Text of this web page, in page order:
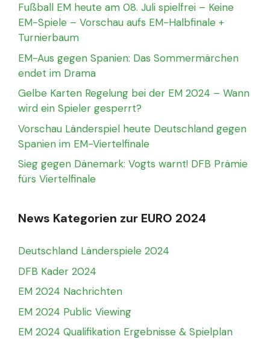
Fußball EM heute am 08. Juli spielfrei – Keine
EM-Spiele – Vorschau aufs EM-Halbfinale +
Turnierbaum
EM-Aus gegen Spanien: Das Sommermärchen
endet im Drama
Gelbe Karten Regelung bei der EM 2024 – Wann
wird ein Spieler gesperrt?
Vorschau Länderspiel heute Deutschland gegen
Spanien im EM-Viertelfinale
Sieg gegen Dänemark: Vogts warnt! DFB Prämie
fürs Viertelfinale
News Kategorien zur EURO 2024
Deutschland Länderspiele 2024
DFB Kader 2024
EM 2024 Nachrichten
EM 2024 Public Viewing
EM 2024 Qualifikation Ergebnisse & Spielplan